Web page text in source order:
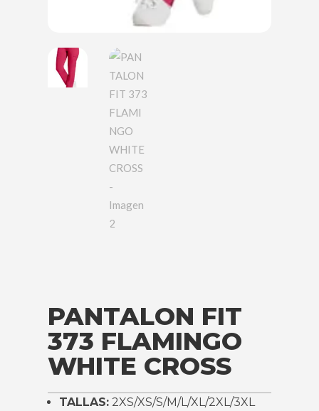
PANTALON FIT
373 FLAMINGO
WHITE CROSS
TALLAS: 2XS/XS/S/M/L/XL/2XL/3XL